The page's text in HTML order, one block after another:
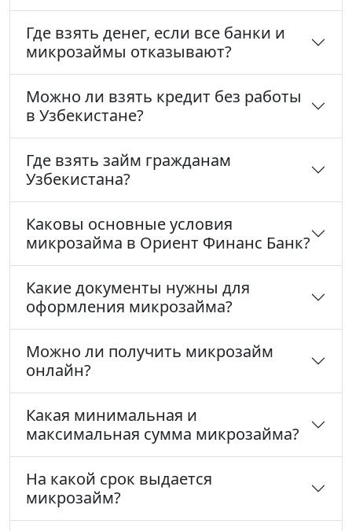
Где взять денег, если все банки и
микрозаймы отказывают?
Можно ли взять кредит без работы
в Узбекистане?
Где взять займ гражданам
Узбекистана?
Каковы основные условия
микрозайма в Ориент Финанс Банк?
Какие документы нужны для
оформления микрозайма?
Можно ли получить микрозайм
онлайн?
Какая минимальная и
максимальная сумма микрозайма?
На какой срок выдается
микрозайм?